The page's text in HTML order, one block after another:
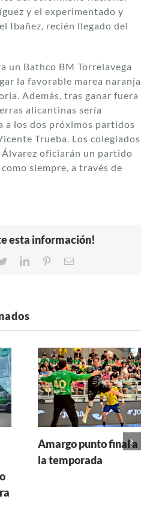
y el experimentado y
Ibañez, recién llegado del
un Bathco BM Torrelavega
la favorable marea naranja
Además, tras ganar fuera
alicantinas sería
a los dos próximos partidos
Trueba. Los colegiados
Álvarez oficiarán un partido
siempre, a través de
esta información!
TwitterLinkedInPinterestCorreo
Amargo punto final a
la temporada